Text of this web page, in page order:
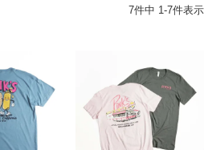
7件中 1-7件表示